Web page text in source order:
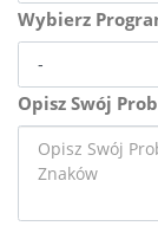
Wybierz
Opisz Swój